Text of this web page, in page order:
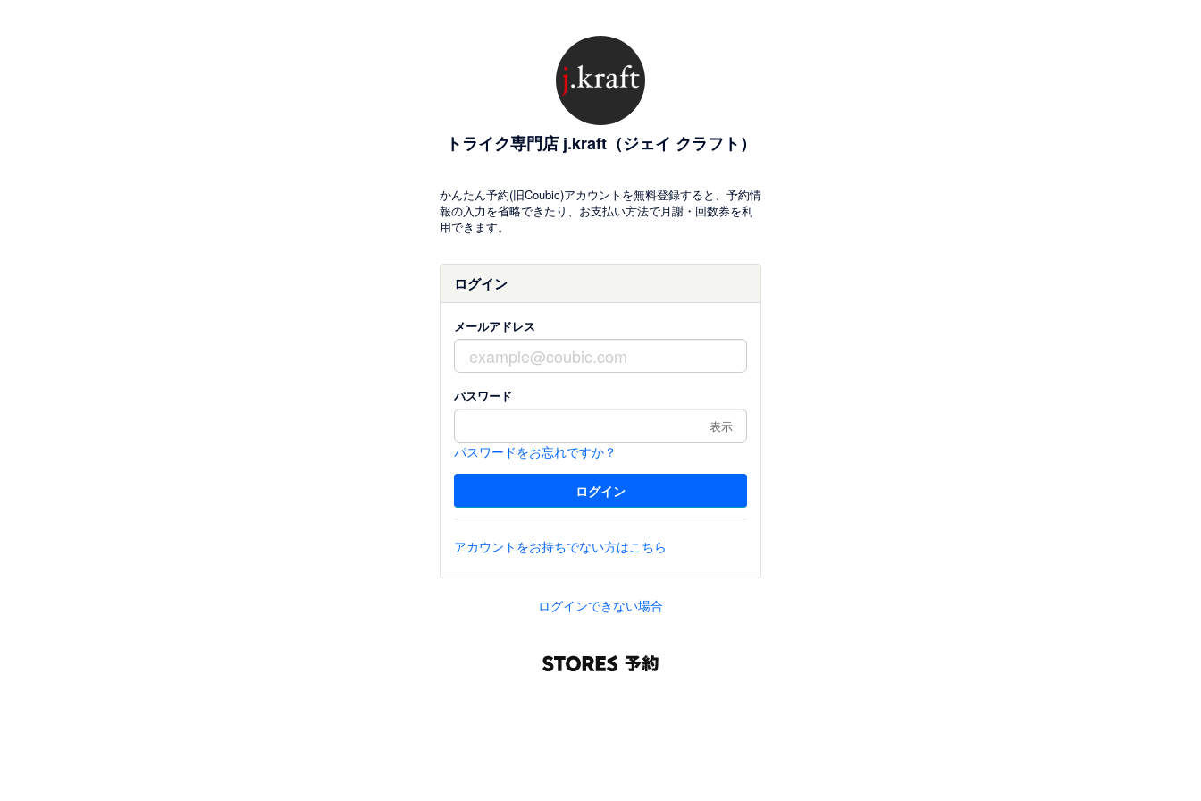
トライク専門店 j.kraft（ジェイ クラフト）
かんたん予約(旧Coubic)アカウントを無料登録すると、予約情
報の入力を省略できたり、お支払い方法で月謝・回数券を利
用できます。
ログイン
メールアドレス
パスワード
表示
パスワードをお忘れですか？
アカウントをお持ちでない方はこちら
ログインできない場合